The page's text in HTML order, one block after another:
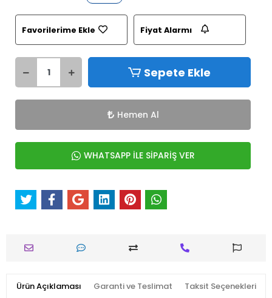
Favorilerime Ekle Fiyat Alarmı
Sepete Ekle
Hemen Al
WHATSAPP İLE SİPARİŞ VER
Ürün Açıklaması Garanti ve Teslimat Taksit Seçenekleri